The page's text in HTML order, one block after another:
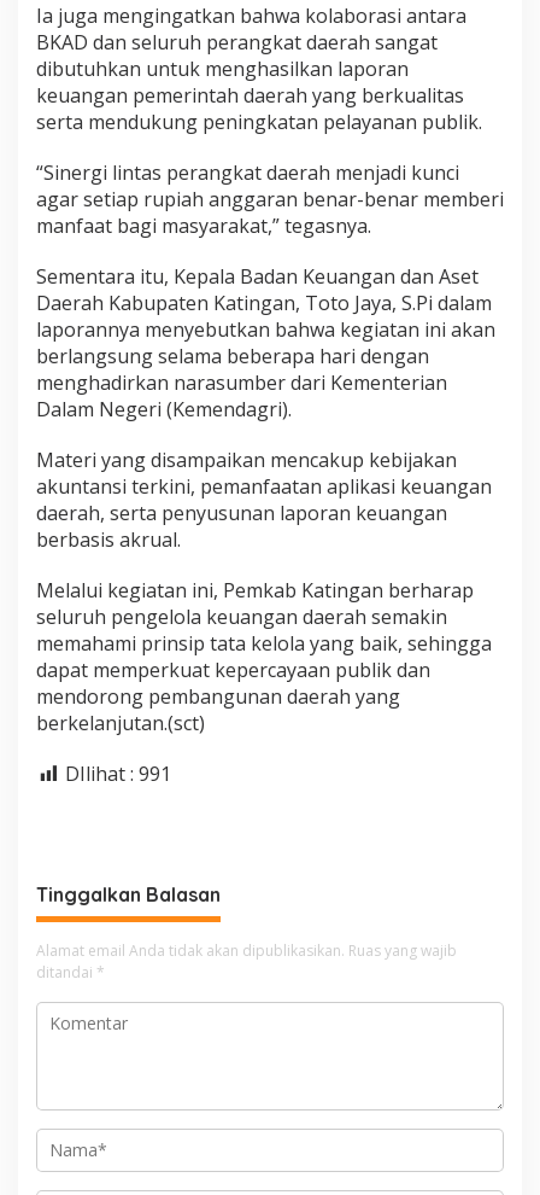
Ia juga mengingatkan bahwa kolaborasi antara
BKAD dan seluruh perangkat daerah sangat
dibutuhkan untuk menghasilkan laporan
keuangan pemerintah daerah yang berkualitas
serta mendukung peningkatan pelayanan publik.
“Sinergi lintas perangkat daerah menjadi kunci
agar setiap rupiah anggaran benar-benar memberi
manfaat bagi masyarakat,” tegasnya.
Sementara itu, Kepala Badan Keuangan dan Aset
Daerah Kabupaten Katingan, Toto Jaya, S.Pi dalam
laporannya menyebutkan bahwa kegiatan ini akan
berlangsung selama beberapa hari dengan
menghadirkan narasumber dari Kementerian
Dalam Negeri (Kemendagri).
Materi yang disampaikan mencakup kebijakan
akuntansi terkini, pemanfaatan aplikasi keuangan
daerah, serta penyusunan laporan keuangan
berbasis akrual.
Melalui kegiatan ini, Pemkab Katingan berharap
seluruh pengelola keuangan daerah semakin
memahami prinsip tata kelola yang baik, sehingga
dapat memperkuat kepercayaan publik dan
mendorong pembangunan daerah yang
berkelanjutan.(sct)
DIlihat : 991
Tinggalkan Balasan
Alamat email Anda tidak akan dipublikasikan. Ruas yang wajib
ditandai *